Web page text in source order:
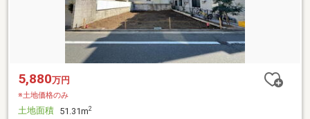
5,880万円
※土地価格のみ
土地面積 51.31m2